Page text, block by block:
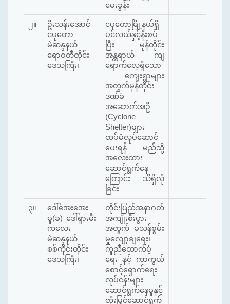
မေးခွန်း
၂။
ဦးသန်းအောင်
ငပုတော
မဲဆန္ဒနယ်
ဧရာဝတီတိုင်း
ဒေသကြီး၊
ငပုတောမြို့နယ်ရှိ
ပင်လယ်နှင့်နီးစပ်
ပြီး မုန်တိုင်း
အန္တရာယ် ကျ
ရောက်လေ့ရှိသော
ကျေးရွာများ
အတွက်မုန်တိုင်း
ဒဏ်ခံ
အဆောက်အဦ
(Cyclone
Shelter)များ
ထပ်မံလုပ်ဆောင်
ပေးရန် မည်သို့
အလေးထား
ဆောင်ရွက်နေ
ကြောင်း သိရှိလို
ခြင်း
၃။
ဒေါ်အေးအေး
မူ(ခ) ဒေါ်ရှားမီး
ကလေး
မဲဆန္ဒနယ်
စစ်ကိုင်းတိုင်း
ဒေသကြီး၊
တိုင်းပြည်အနာဂတ်
အကျိုးစီးပွား
အတွက် မသန်စွမ်း
မှုလျော့ချရေး၊
ကူညီထောက်ပံ့
ရေး နှင့် ကာကွယ်
စောင့်ရှောက်ရေး
လုပ်ငန်းများ
ဆောင်ရွက်နေမှုနှင့်
တိုးမြှင့်ဆောင်ရွက်